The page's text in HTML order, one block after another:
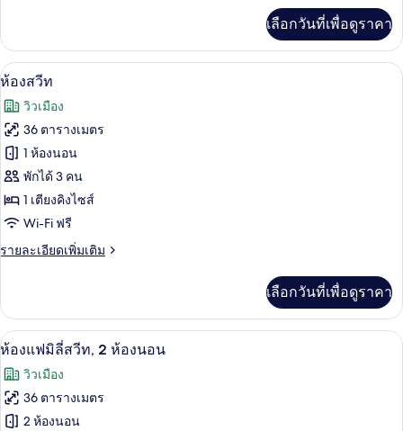
เกี่ยว
กับ
ห้อง
ดับเบิล
หรือ
ทวิ
น
เลือกวันที่เพื่อดูราคา
เปิด
ภาพถ่าย
ทั้งหมด
ของ
ห้อง
สวีท
ห้องสวีท | บริเวณนั่งเล่น | ทีวีจอแบน
7
ห้องสวีท
วิวเมือง
36 ตารางเมตร
1 ห้องนอน
พักได้ 3 คน
1 เตียงคิงไซส์
Wi-Fi ฟรี
รายละเอียดเพิ่มเติม
ราย
เกี่ยว
กับ
ห้อง
ท
เลือกวันที่เพื่อดูราคา
เปิด
ภาพถ่าย
ทั้งหมด
ของ
ห้องแฟมิลี่สวีท, 2 ห้องนอน | เครื่องน
7
ห้องแฟมิลี่สวีท, 2 ห้องนอน
วิวเมือง
36 ตารางเมตร
2 ห้องนอน